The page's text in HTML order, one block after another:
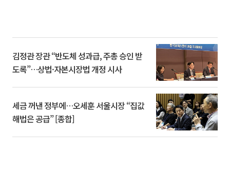
김정관 장관 “반도체 성과급, 주총 승인 받
도록”…상법·자본시장법 개정 시사
세금 꺼낸 정부에…오세훈 서울시장 “집값
해법은 공급” [종합]